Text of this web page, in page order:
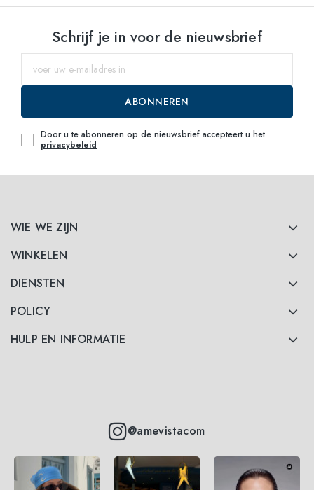
WIE WE ZIJN
WINKELEN
DIENSTEN
POLICY
HULP EN INFORMATIE
@amevistacom
Schrijf je in voor de nieuwsbrief
ABONNEREN
Door u te abonneren op de nieuwsbrief accepteert u het
privacybeleid